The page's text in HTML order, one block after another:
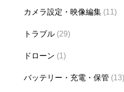
カメラ設定・映像編集 (11)
トラブル (29)
ドローン (1)
バッテリー・充電・保管 (13)